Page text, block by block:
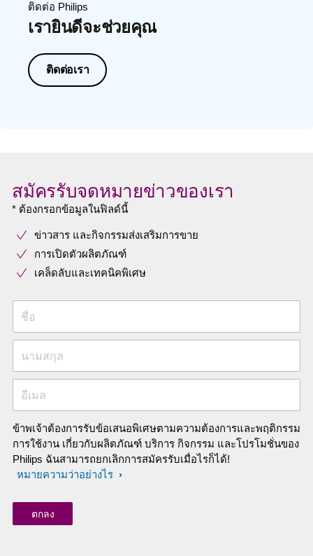
ติดต่อ Philips
เรายินดีจะช่วยคุณ
ติดต่อเรา
สมัครรับจดหมายข่าวของเรา
* ต้องกรอกข้อมูลในฟิลด์นี้
ข่าวสาร และกิจกรรมส่งเสริมการขาย
การเปิดตัวผลิตภัณฑ์
เคล็ดลับและเทคนิคพิเศษ
ชื่อ
นามสกุล
อีเมล
ข้าพเจ้าต้องการรับข้อเสนอพิเศษตามความต้องการและพฤติกรรม
การใช้งาน เกี่ยวกับผลิตภัณฑ์ บริการ กิจกรรม และโปรโมชั่นของ
Philips ฉันสามารถยกเลิกการสมัครรับเมื่อไรก็ได้!
หมายความว่าอย่างไร